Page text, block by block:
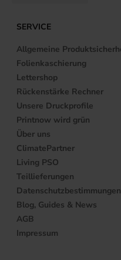
Otto-Hahn-Straße 25
+49 (0)561 520070
info@printnow.de
TOPPRODUKTE
Broschüren
Sonderanfragen
Kataloge
Munken Produkte